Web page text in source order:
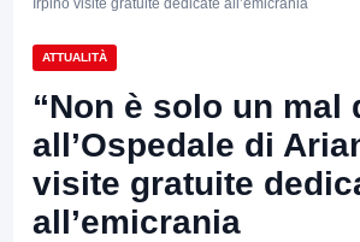
ATTUALITÀ
“Non è solo un mal
all’Ospedale di
visite gratuite
all’emicrania